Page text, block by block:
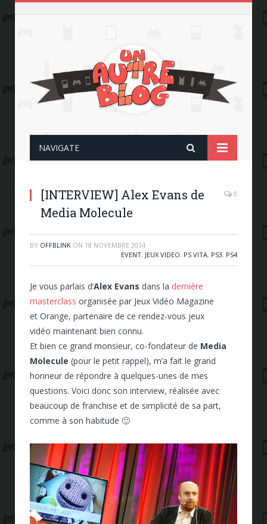
NAVIGATE
[INTERVIEW] Alex Evans de
Media Molecule
0
BY OFFBLINK ON 18 NOVEMBRE 2014
EVENT, JEUX VIDEO, PS VITA, PS3, PS4
Je vous parlais d’Alex Evans dans la dernière
masterclass organisée par Jeux Vidéo Magazine
et Orange, partenaire de ce rendez-vous jeux
vidéo maintenant bien connu.
Et bien ce grand monsieur, co-fondateur de Media
Molecule (pour le petit rappel), m’a fait le grand
honneur de répondre à quelques-unes de mes
questions. Voici donc son interview, réalisée avec
beaucoup de franchise et de simplicité de sa part,
comme à son habitude 🙂